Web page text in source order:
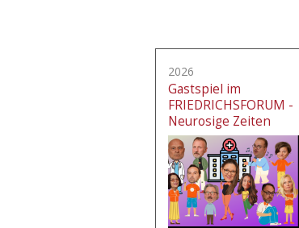
2026
Gastspiel im
FRIEDRICHSFORUM -
Neurosige Zeiten